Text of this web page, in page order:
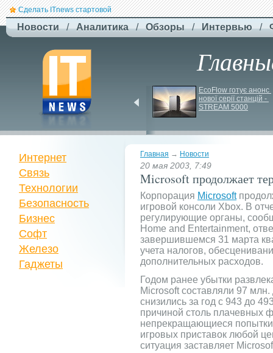
Сделать ITnews стартовой
Новости / Аналитика / Обзоры / Интервью /
серію міських квестів
маршрутами трамваїв
EcoFlow готує анонс
нової серії станцій -
STREAM 5000
Главная → Новости
20 мая 2003, 7:49
Microsoft продолжает
Корпорация Microsoft
игровой консоли Xbox. В
регулирующие органы,
Home and Entertainment,
завершившемся 31 марта
учета налогов,
дополнительных расходов.
Годом ранее убытки
Microsoft составляли 97
снизились за год с 943 до
причиной столь плачевных
непрекращающиеся попытки
игровых приставок любой
ситуация заставляет
Интернет
Связь
Технологии
Безопасность
Бизнес
Софт
Железо
Гаджеты